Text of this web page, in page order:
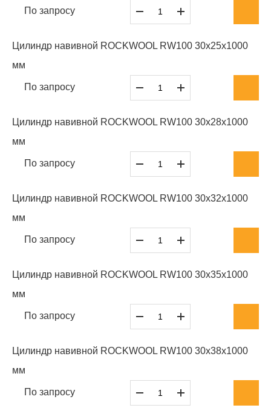
По запросу
Цилиндр навивной ROCKWOOL RW100 30x25x1000
мм
По запросу
Цилиндр навивной ROCKWOOL RW100 30x28x1000
мм
По запросу
Цилиндр навивной ROCKWOOL RW100 30x32x1000
мм
По запросу
Цилиндр навивной ROCKWOOL RW100 30x35x1000
мм
По запросу
Цилиндр навивной ROCKWOOL RW100 30x38x1000
мм
По запросу